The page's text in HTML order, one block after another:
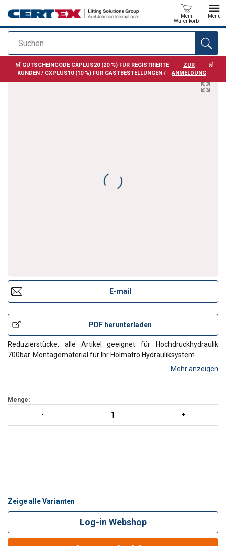
Suchen
Mein
Warenkorb
Menü
Anfragen
🛒 GUTSCHEINCODE CXPLUS20 (20 %) FÜR REGISTRIERTE
KUNDEN / CXPLUS10 (10 %) FÜR GASTBESTELLUNGEN /
ZUR
ANMELDUNG
🛒
Reduzierstück
E-mail
PDF herunterladen
Reduzierstücke, alle Artikel geeignet für Hochdruckhydraulik
700bar. Montagematerial für Ihr Holmatro Hydrauliksystem.
Mehr anzeigen
Menge:
Zeige alle Varianten
Log-in Webshop